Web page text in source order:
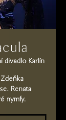
divadlo Karlín
Renata
nymfy.